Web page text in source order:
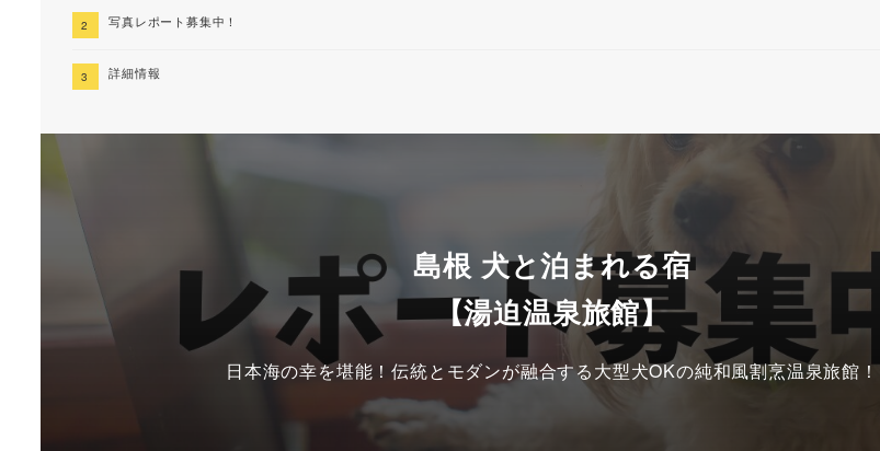
写真レポート募集中！
詳細情報
島根 犬と泊まれる宿
【湯迫温泉旅館】
日本海の幸を堪能！伝統とモダンが融合する大型犬OKの純和風割烹温泉旅館！